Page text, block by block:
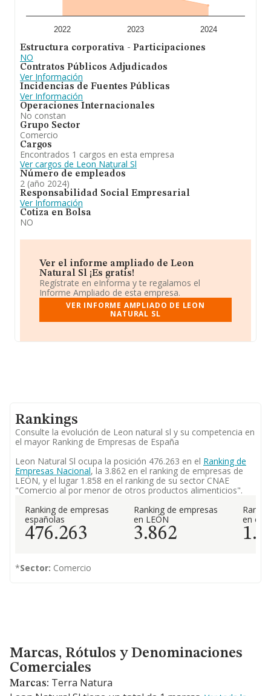
relativa a las compañías, los empleados de media son 4.
La antigüedad alcanza los 15 años desde la
constitución.
En definitiva, la actividad deLeon Natural S.L
código cnae de la actividad principal: 4729. la venta al
por menor y/o por mayor, ya sea en establecimientos
físicos permanentes o ambulantes, o a distancia por
medio de venta telefónica, venta por catálogo, tienda
online de los siguientes artículos: - artículos comestibles
en general. En cuanto a la posición en el ranking de la
provincia de León, la empresa ha perdido posiciones
frente al 2023.
2022 2023 2024
Estructura corporativa - Participaciones
NO
Contratos Públicos Adjudicados
Ver Información
Incidencias de Fuentes Públicas
Ver Información
Operaciones Internacionales
No constan
Grupo Sector
Comercio
Cargos
Encontrados 1 cargos en esta empresa
Ver cargos de Leon Natural Sl
Número de empleados
2 (año 2024)
Responsabilidad Social Empresarial
Ver Información
Cotiza en Bolsa
NO
Ver el informe ampliado de Leon
Natural Sl ¡Es gratis!
Regístrate en eInforma y te regalamos el
Informe Ampliado de esta empresa.
VER INFORME AMPLIADO DE LEON
NATURAL SL
Rankings
Consulte la evolución de Leon natural sl y su competencia en
el mayor Ranking de Empresas de España
Leon Natural Sl ocupa la posición 476.263 en el Ranking de
Empresas Nacional, la 3.862 en el ranking de empresas de
LEON, y el lugar 1.858 en el ranking de su sector CNAE
"Comercio al por menor de otros productos alimenticios".
Ranking de empresas
españolas
476.263
Ranking de empresas
en LEÓN
3.862
en el
*Sector: Comercio
Marcas, Rótulos y Denominaciones Comerciales
Marcas, Rótulos y Denominaciones
Comerciales
Marcas: Terra Natura